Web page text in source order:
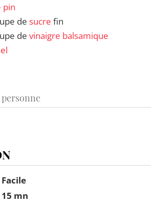
pin
de sucre fin
de vinaigre balsamique
Facile
15 mn